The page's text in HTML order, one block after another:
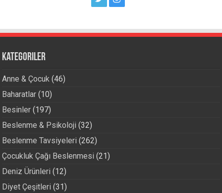
Kategoriler
Anne & Çocuk (46)
Baharatlar (10)
Besinler (197)
Beslenme & Psikoloji (32)
Beslenme Tavsiyeleri (262)
Çocukluk Çağı Beslenmesi (21)
Deniz Ürünleri (12)
Diyet Çeşitleri (31)